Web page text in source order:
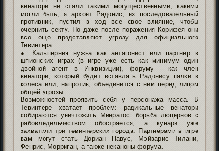
венатори не стали такими могущественными, какими
могли быть, а архонт Радонис, их последовательный
противник, пустил в ход все свое влияние, чтобы
очернить секту. Но даже после поражения Корифея они
все еще представляют угрозу для официального
Тевинтера.
● Кальперния нужна как антагонист или партнер в
шпионских играх (в игре уже есть как минимум один
двойной агент в Инквизиции), форуму - как член
венатори, который будет вставлять Радонису палки в
колеса или, напротив, объединится с ним перед лицом
общей угрозы.
Возможностей проявить себя у персонажа масса. В
Тевинтере хватает проблем: радикальные венатори
собираются уничтожить Минратос, борьба люцернов с
рабовледельчеством обостряется, а кунари уже
захватили три тевинтерских города. Партнёрами в игре
вам могут стать Дориан Павус, Мэйварис Тилани,
Фенрис, Морриган, а также неканоны форума.